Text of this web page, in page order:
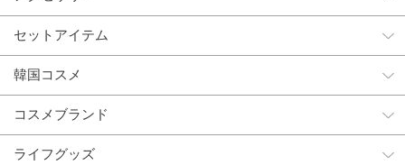
セットアイテム
韓国コスメ
コスメブランド
ライフグッズ